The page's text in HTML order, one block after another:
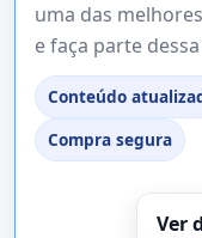
uma das
e faça parte
Conteúdo
Compra segura
Ver